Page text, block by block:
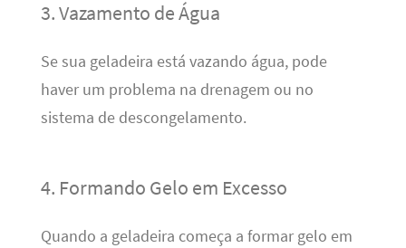
3. Vazamento de Água
Se sua geladeira está vazando água, pode
haver um problema na drenagem ou no
sistema de descongelamento.
4. Formando Gelo em Excesso
Quando a geladeira começa a formar gelo em